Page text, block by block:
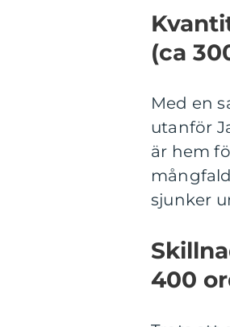
(ca
Med en
utanför
är hem
sjunker
400